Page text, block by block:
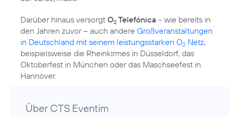
Darüber hinaus versorgt O2 Telefónica - wie bereits in
den Jahren zuvor – auch andere Großveranstaltungen
in Deutschland mit seinem leistungsstarken O2 Netz,
beispielsweise die Rheinkirmes in Düsseldorf, das
Oktoberfest in München oder das Maschseefest in
Hannover.
Über CTS Eventim